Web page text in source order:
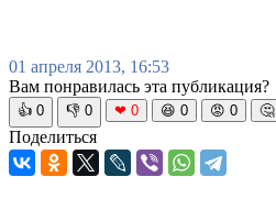
01 апреля 2013, 16:53
Вам понравилась эта публикация?
👍 0 👎 0 ❤ 0 😆 0 😡 0 🤔
Поделиться